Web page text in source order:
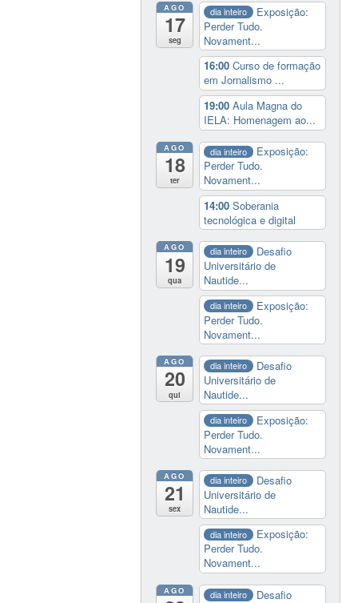
AGO
17
seg
dia inteiro
Exposição:
Perder Tudo.
Novament...
16:00Curso de formação
em Jornalismo ...
19:00Aula Magna do
IELA: Homenagem ao...
AGO
18
ter
dia inteiro
Exposição:
Perder Tudo.
Novament...
14:00Soberania
tecnológica e digital
AGO
19
qua
dia inteiro
Desafio
Universitário de
Nautide...
dia inteiro
Exposição:
Perder Tudo.
Novament...
AGO
20
qui
dia inteiro
Desafio
Universitário de
Nautide...
dia inteiro
Exposição:
Perder Tudo.
Novament...
AGO
21
sex
dia inteiro
Desafio
Universitário de
Nautide...
dia inteiro
Exposição:
Perder Tudo.
Novament...
AGO dia inteiro
Desafio